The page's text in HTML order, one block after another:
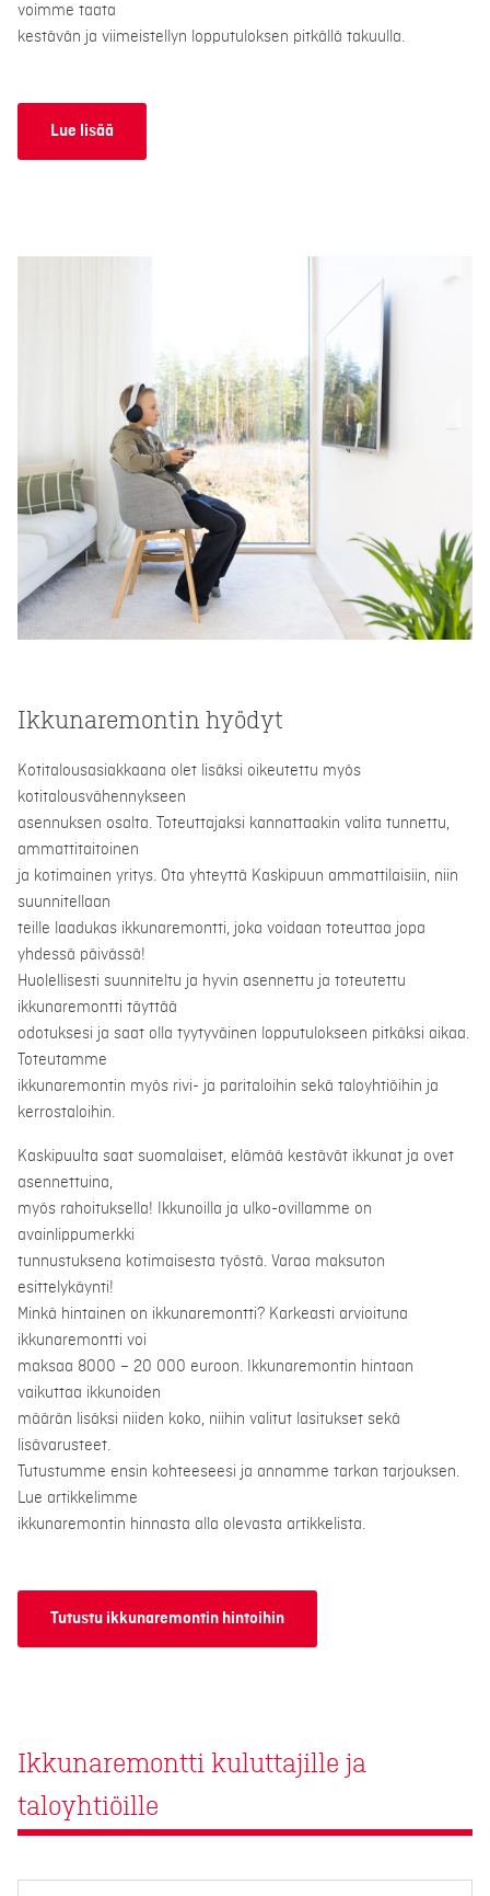
voimme taata
kestävän ja viimeistellyn lopputuloksen pitkällä takuulla.
Lue lisää
Ikkunaremontin hyödyt
Kotitalousasiakkaana olet lisäksi oikeutettu myös
kotitalousvähennykseen
asennuksen osalta. Toteuttajaksi kannattaakin valita tunnettu,
ammattitaitoinen
ja kotimainen yritys. Ota yhteyttä Kaskipuun ammattilaisiin, niin
suunnitellaan
teille laadukas ikkunaremontti, joka voidaan toteuttaa jopa
yhdessä päivässä!
Huolellisesti suunniteltu ja hyvin asennettu ja toteutettu
ikkunaremontti täyttää
odotuksesi ja saat olla tyytyväinen lopputulokseen pitkäksi aikaa.
Toteutamme
ikkunaremontin myös rivi- ja paritaloihin sekä taloyhtiöihin ja
kerrostaloihin.
Kaskipuulta saat suomalaiset, elämää kestävät ikkunat ja ovet
asennettuina,
myös rahoituksella! Ikkunoilla ja ulko-ovillamme on
avainlippumerkki
tunnustuksena kotimaisesta työstä. Varaa maksuton
esittelykäynti!
Minkä hintainen on ikkunaremontti? Karkeasti arvioituna
ikkunaremontti voi
maksaa 8000 – 20 000 euroon. Ikkunaremontin hintaan
vaikuttaa ikkunoiden
määrän lisäksi niiden koko, niihin valitut lasitukset sekä
lisävarusteet.
Tutustumme ensin kohteeseesi ja annamme tarkan tarjouksen.
Lue artikkelimme
ikkunaremontin hinnasta alla olevasta artikkelista.
Tutustu ikkunaremontin hintoihin
Ikkunaremontti kuluttajille ja
taloyhtiöille